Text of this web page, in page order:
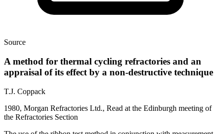
Source
A method for thermal cycling refractories and an
appraisal of its effect by a non-destructive technique
T.J. Coppack
1980, Morgan Refractories Ltd., Read at the Edinburgh meeting of
the Refractories Section